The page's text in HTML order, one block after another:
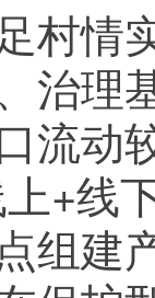
情实
治理
流动
+线
组建